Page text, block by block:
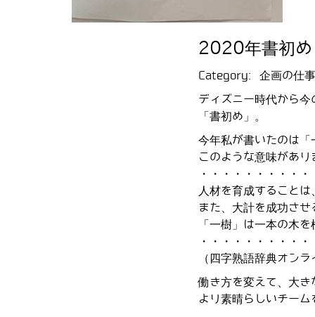
2020年書初め
Category: 企画の仕
ディズニー時代から
「書初め」。
今年私が書いたのは「
このような意味があり
・・・・・・・・・
人材を育成すること
また、大計を成功さ
「一樹」は一本の木
・・・・・・・・・
（四字熟語辞典オン
働き方を変えて、大
より素晴らしいチー